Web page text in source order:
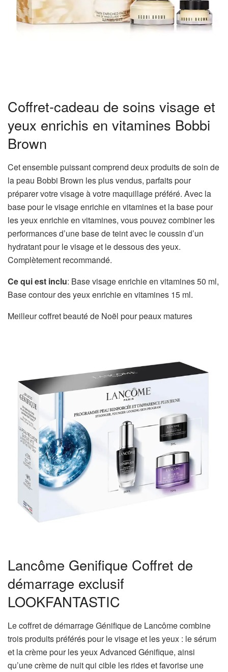
Coffret-cadeau de soins visage et
yeux enrichis en vitamines Bobbi
Brown
Cet ensemble puissant comprend deux produits de soin de
la peau Bobbi Brown les plus vendus, parfaits pour
préparer votre visage à votre maquillage préféré. Avec la
base pour le visage enrichie en vitamines et la base pour
les yeux enrichie en vitamines, vous pouvez combiner les
performances d’une base de teint avec le coussin d’un
hydratant pour le visage et le dessous des yeux.
Complètement recommandé.
Ce qui est inclu: Base visage enrichie en vitamines 50 ml,
Base contour des yeux enrichie en vitamines 15 ml.
Meilleur coffret beauté de Noël pour peaux matures
Lancôme Genifique Coffret de
démarrage exclusif
LOOKFANTASTIC
Le coffret de démarrage Génifique de Lancôme combine
trois produits préférés pour le visage et les yeux : le sérum
et la crème pour les yeux Advanced Génifique, ainsi
qu’une crème de nuit qui cible les rides et favorise une